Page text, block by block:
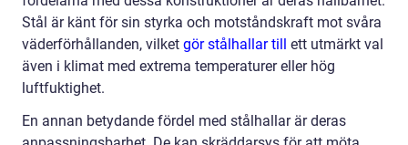
Stål är känt för sin styrka och motståndskraft mot svåra
väderförhållanden, vilket gör stålhallar till
ett utmärkt val
även i klimat med extrema temperaturer eller hög
luftfuktighet.
En annan betydande fördel med stålhallar är deras